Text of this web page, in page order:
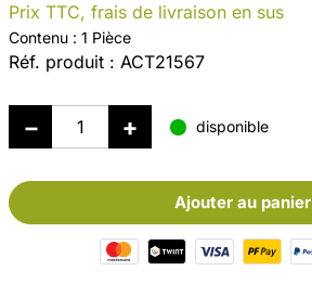
Prix TTC, frais de livraison en sus
Contenu : 1 Pièce
Réf. produit : ACT21567
disponible
Ajouter au panier